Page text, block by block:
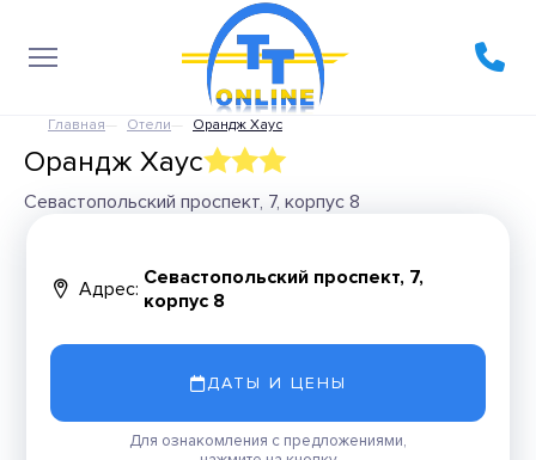
Главная Отели Орандж Хаус
Орандж Хаус
Севастопольский проспект, 7, корпус 8
Адрес: Севастопольский проспект, 7,
корпус 8
ДАТЫ И ЦЕНЫ
Для ознакомления с предложениями,